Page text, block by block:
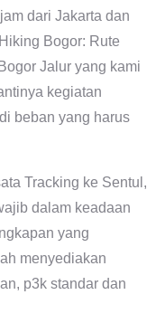
dari Jakarta dan
Bogor: Rute
Jalur yang kami
kegiatan
beban yang harus
Tracking ke Sentul,
dalam keadaan
yang
menyediakan
p3k standar dan